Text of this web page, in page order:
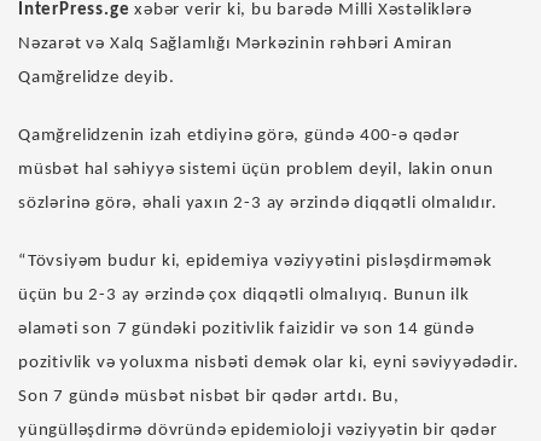
InterPress.gexəbər verir ki, bu barədə Milli Xəstəliklərə
Nəzarət və Xalq Sağlamlığı Mərkəzinin rəhbəri Amiran
Qamğrelidze deyib.
Qamğrelidzenin izah etdiyinə görə, gündə 400-ə qədər
müsbət hal səhiyyə sistemi üçün problem deyil, lakin onun
sözlərinə görə, əhali yaxın 2-3 ay ərzində diqqətli olmalıdır.
“Tövsiyəm budur ki, epidemiya vəziyyətini pisləşdirməmək
üçün bu 2-3 ay ərzində çox diqqətli olmalıyıq. Bunun ilk
əlaməti son 7 gündəki pozitivlik faizidir və son 14 gündə
pozitivlik və yoluxma nisbəti demək olar ki, eyni səviyyədədir.
Son 7 gündə müsbət nisbət bir qədər artdı. Bu,
yüngülləşdirmə dövründə epidemioloji vəziyyətin bir qədər